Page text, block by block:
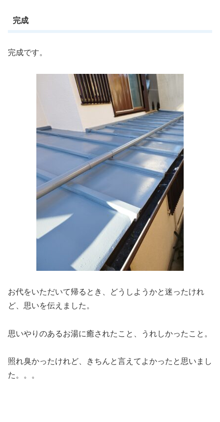
完成
完成です。
お代をいただいて帰るとき、どうしようかと迷ったけれ
ど、思いを伝えました。
思いやりのあるお湯に癒されたこと、うれしかったこと。
照れ臭かったけれど、きちんと言えてよかったと思いまし
た。。。